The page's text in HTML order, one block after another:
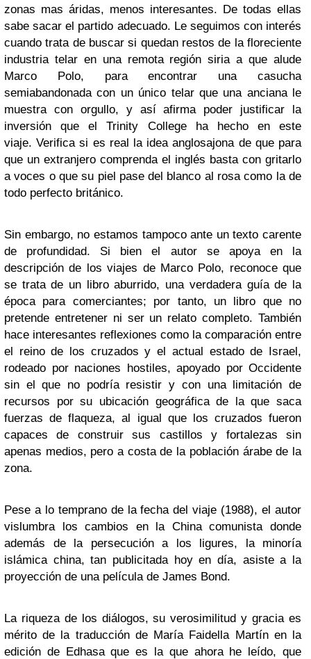
zonas mas áridas, menos interesantes. De todas ellas
sabe sacar el partido adecuado. Le seguimos con interés
cuando trata de buscar si quedan restos de la floreciente
industria telar en una remota región siria a que alude
Marco Polo, para encontrar una casucha
semiabandonada con un único telar que una anciana le
muestra con orgullo, y así afirma poder justificar la
inversión que elTrinity Collegeha hecho en este
viaje. Verifica si es real la idea anglosajona de que para
que un extranjero comprenda el inglés basta con gritarlo
a voces o que su piel pase del blanco al rosa como la de
todo perfecto británico.
Sin embargo, no estamos tampoco ante un texto carente
de profundidad. Si bien el autor se apoya en la
descripción de los viajes de Marco Polo, reconoce que
se trata de un libro aburrido, una verdadera guía de la
época para comerciantes; por tanto, un libro que no
pretende entretener ni ser un relato completo. También
hace interesantes reflexiones como la comparación entre
el reino de los cruzados y el actual estado de Israel,
rodeado por naciones hostiles, apoyado por Occidente
sin el que no podría resistir y con una limitación de
recursos por su ubicación geográfica de la que saca
fuerzas de flaqueza, al igual que los cruzados fueron
capaces de construir sus castillos y fortalezas sin
apenas medios, pero a costa de la población árabe de la
zona.
Pese a lo temprano de la fecha del viaje (1988), el autor
vislumbra los cambios en la China comunista donde
además de la persecución a los ligures, la minoría
islámica china, tan publicitada hoy en día, asiste a la
proyección de una película de James Bond.
La riqueza de los diálogos, su verosimilitud y gracia es
mérito de la traducción de María Faidella Martínen la
edición de Edhasaque es la que ahora he leído, que